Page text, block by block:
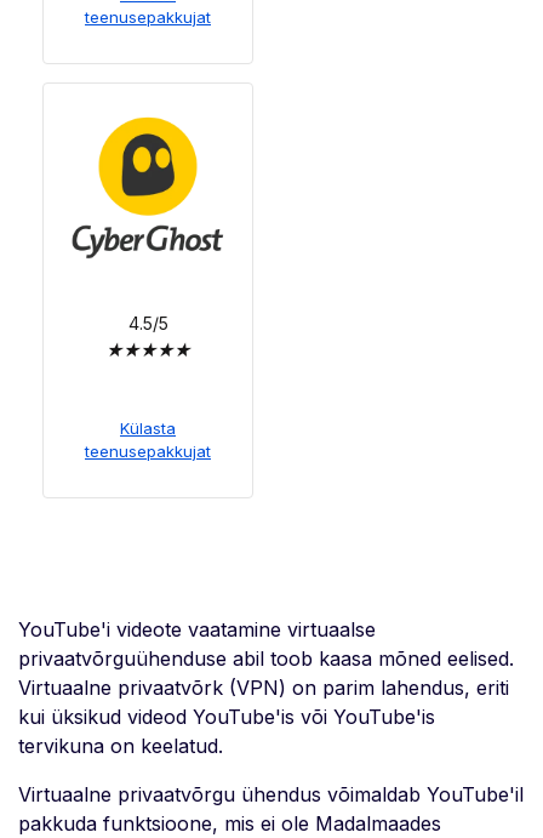
teenusepakkujat
4.5/5
★★★★★
Külasta
teenusepakkujat
YouTube'i videote vaatamine virtuaalse
privaatvõrguühenduse abil toob kaasa mõned eelised.
Virtuaalne privaatvõrk (VPN) on parim lahendus, eriti
kui üksikud videod YouTube'is või YouTube'is
tervikuna on keelatud.
Virtuaalne privaatvõrgu ühendus võimaldab YouTube'il
pakkuda funktsioone, mis ei ole Madalmaades